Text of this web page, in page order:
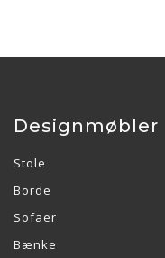
Designmøbler
Stole
Borde
Sofaer
Bænke